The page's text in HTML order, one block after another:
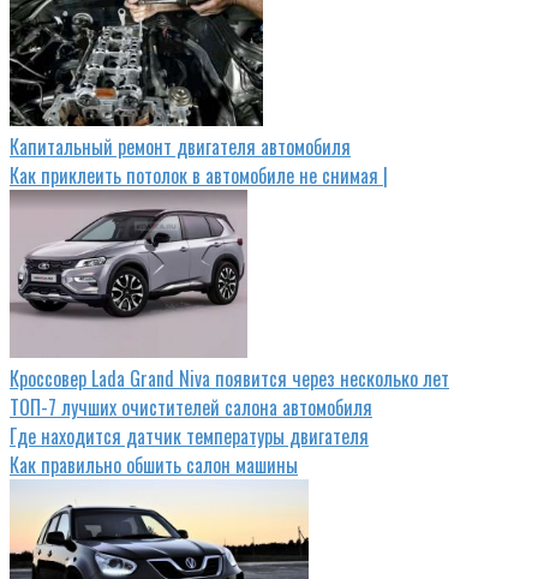
Капитальный ремонт двигателя автомобиля
Как приклеить потолок в автомобиле не снимая |
Кроссовер Lada Grand Niva появится через несколько лет
ТОП-7 лучших очистителей салона автомобиля
Где находится датчик температуры двигателя
Как правильно обшить салон машины